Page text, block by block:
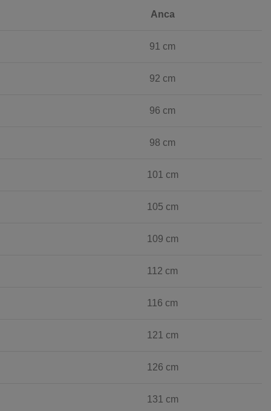
Anca
91 cm
92 cm
96 cm
98 cm
101 cm
105 cm
109 cm
112 cm
116 cm
121 cm
126 cm
131 cm